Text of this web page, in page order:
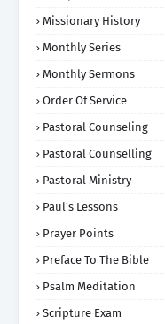
Missionary History
Monthly Series
Monthly Sermons
Order Of Service
Pastoral Counseling
Pastoral Counselling
Pastoral Ministry
Paul's Lessons
Prayer Points
Preface To The Bible
Psalm Meditation
Scripture Exam